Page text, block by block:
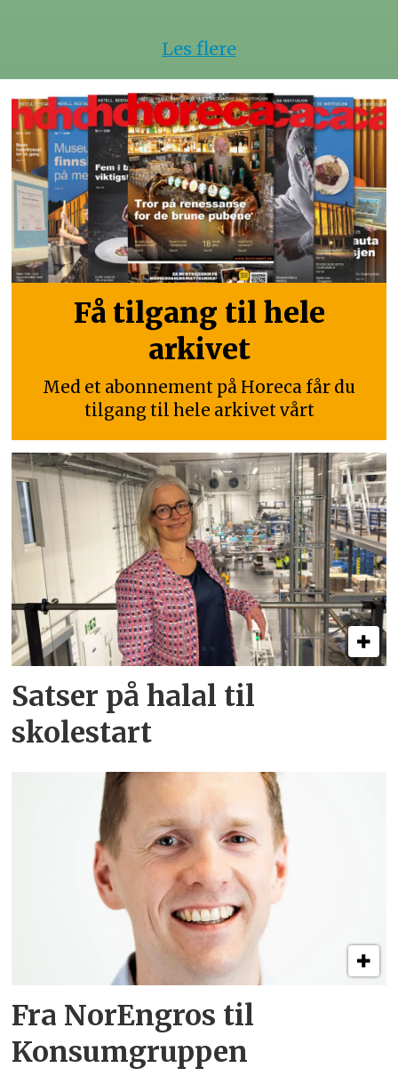
Les flere
Få tilgang til hele
arkivet
Med et abonnement på Horeca får du
tilgang til hele arkivet vårt
Satser på halal til
skolestart
Fra NorEngros til
Konsumgruppen